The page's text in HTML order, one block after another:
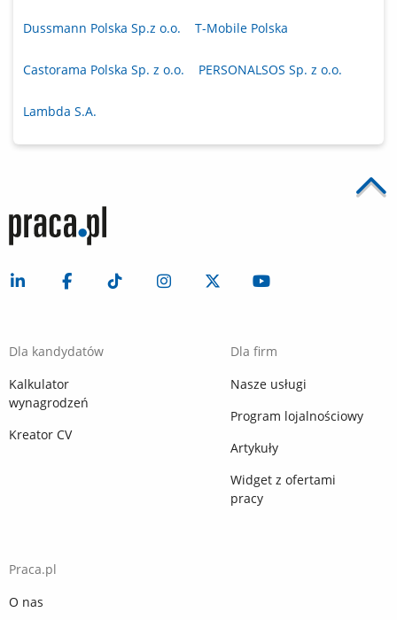
Dussmann Polska Sp.z o.o. T-Mobile Polska
Castorama Polska Sp. z o.o. PERSONALSOS Sp. z o.o.
Lambda S.A.
Dla kandydatów
Kalkulator
wynagrodzeń
Kreator CV
Dla firm
Nasze usługi
Program lojalnościowy
Artykuły
Widget z ofertami
pracy
Praca.pl
O nas